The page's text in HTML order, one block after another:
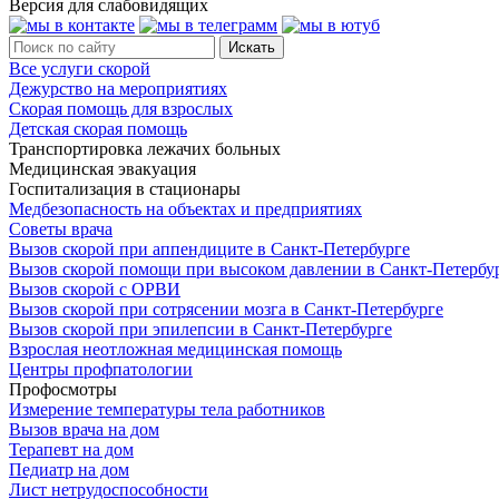
Версия для слабовидящих
Все услуги скорой
Дежурство на мероприятиях
Скорая помощь для взрослых
Детская скорая помощь
Транспортировка лежачих больных
Медицинская эвакуация
Госпитализация в стационары
Медбезопасность на объектах и предприятиях
Советы врача
Вызов скорой при аппендиците в Санкт-Петербурге
Вызов скорой помощи при высоком давлении в Санкт-
Вызов скорой с ОРВИ
Вызов скорой при сотрясении мозга в Санкт-Петербурге
Вызов скорой при эпилепсии в Санкт-Петербурге
Взрослая неотложная медицинская помощь
Центры профпатологии
Профосмотры
Измерение температуры тела работников
Вызов врача на дом
Терапевт на дом
Педиатр на дом
Лист нетрудоспособности